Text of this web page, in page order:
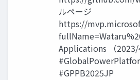
ルページ
https://
Applications （2023/
#GPPB2025JP